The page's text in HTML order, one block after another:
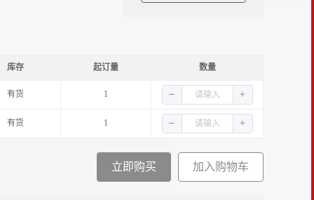
库存 起订量 数量
有货 1
有货 1
立即购买 加入购物车